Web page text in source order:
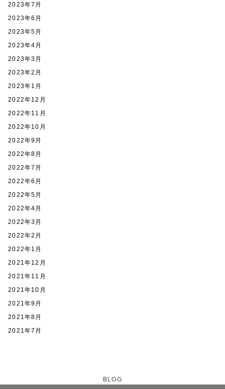
2023年7月
2023年6月
2023年5月
2023年4月
2023年3月
2023年2月
2023年1月
2022年12月
2022年11月
2022年10月
2022年9月
2022年8月
2022年7月
2022年6月
2022年5月
2022年4月
2022年3月
2022年2月
2022年1月
2021年12月
2021年11月
2021年10月
2021年9月
2021年8月
2021年7月
BLOG